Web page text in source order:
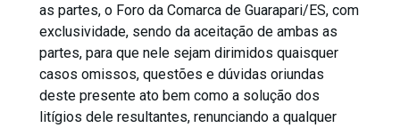
as partes, o Foro da Comarca de Guarapari/ES, com
exclusividade, sendo da aceitação de ambas as
partes, para que nele sejam dirimidos quaisquer
casos omissos, questões e dúvidas oriundas
deste presente ato bem como a solução dos
litígios dele resultantes, renunciando a qualquer